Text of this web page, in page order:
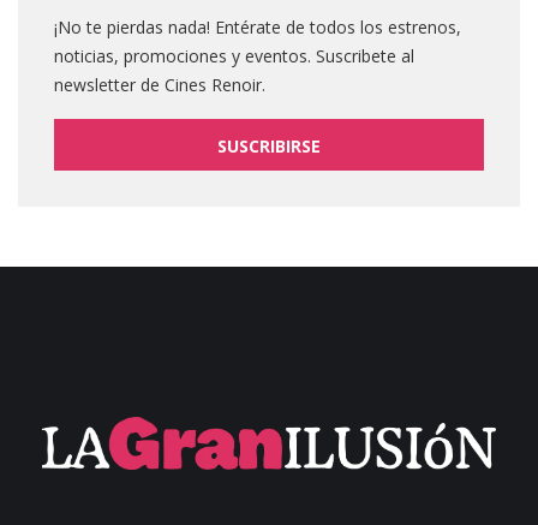
¡No te pierdas nada! Entérate de todos los estrenos,
noticias, promociones y eventos. Suscribete al
newsletter de Cines Renoir.
SUSCRIBIRSE